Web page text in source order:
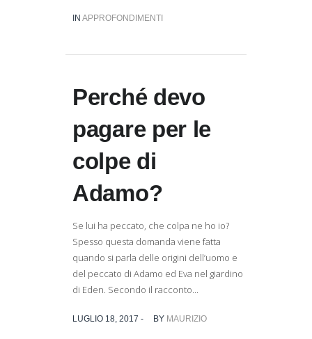
IN APPROFONDIMENTI
Perché devo
pagare per le
colpe di
Adamo?
Se lui ha peccato, che colpa ne ho io?
Spesso questa domanda viene fatta
quando si parla delle origini dell’uomo e
del peccato di Adamo ed Eva nel giardino
di Eden. Secondo il racconto...
LUGLIO 18, 2017 - BY MAURIZIO